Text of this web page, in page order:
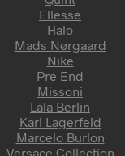
Ellesse
Halo
Mads Nørgaard
Nike
Pre End
Missoni
Lala Berlin
Karl Lagerfeld
Marcelo Burlon
Versace Collection